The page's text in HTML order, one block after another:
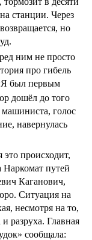
станции. Через
но
ним не просто
про гибель
был первым
дошёл до того
машиниста, голос
навернулась
происходит,
Наркомат путей
Каганович,
Ситуация на
несмотря на то,
разруха. Главная
сообщала: